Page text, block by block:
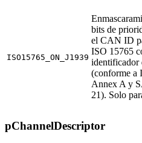
ISO15765_ON_J1939
bits de
el CAN ID
ISO 15765
identificador
(conforme a
Annex A y
21). Solo
pChannelDescriptor